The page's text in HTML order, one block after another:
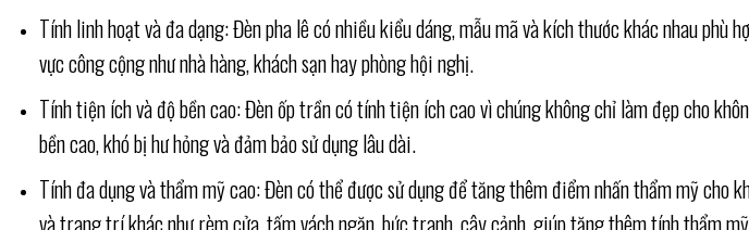
Tính linh hoạt và đa dạng: Đèn pha lê có nhiều kiểu dáng, mẫu mã và kích thước khác nhau
vực công cộng như nhà hàng, khách sạn hay phòng hội nghị.
Tính tiện ích và độ bền cao: Đèn ốp trần có tính tiện ích cao vì chúng không chỉ làm đẹp cho
bền cao, khó bị hư hỏng và đảm bảo sử dụng lâu dài.
Tính đa dụng và thẩm mỹ cao: Đèn có thể được sử dụng để tăng thêm điểm nhấn thẩm mỹ